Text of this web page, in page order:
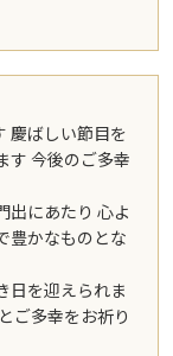
慶ばしい節目を
す 今後のご多幸
出にあたり 心よ
豊かなものとな
日を迎えられま
ご多幸をお祈り